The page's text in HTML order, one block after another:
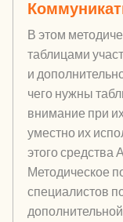
В этом
таблицами
и
чего нужны
внимание при
уместно их
этого средства
Методическое
специалистов